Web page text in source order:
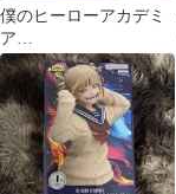
僕のヒーローアカデミ
ア
GLITTER&GLAMOUR
S トガヒミコ